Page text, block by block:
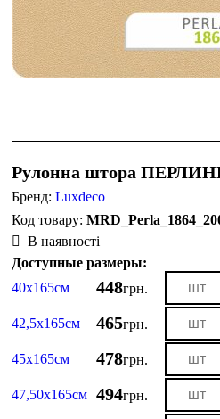
Рулонна штора
Бренд:Luxdeco
В наявності
Доступные размеры:
40х165см
448грн.
42,5х165см 465грн.
45х165см 478грн.
47,50х165см 494грн.